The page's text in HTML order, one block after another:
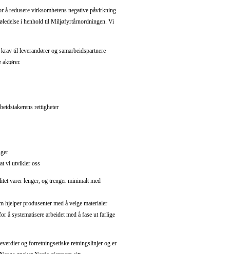
redusere virksomhetens negative påvirkning
i henhold til Miljøfyrtårnordningen. Vi
til leverandører og samarbeidspartnere
rettigheter
vi utvikler oss
varer lenger, og trenger minimalt med
hjelper produsenter med å velge materialer
å systematisere arbeidet med å fase ut farlige
og forretningsetiske retningslinjer og er